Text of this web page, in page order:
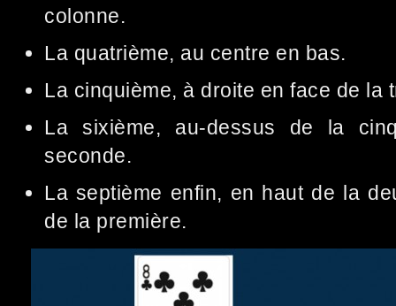
colonne.
La quatrième, au centre en bas.
La cinquième, à droite en face de la
La sixième, au-dessus de la
seconde.
La septième enfin, en haut de la
de la première.